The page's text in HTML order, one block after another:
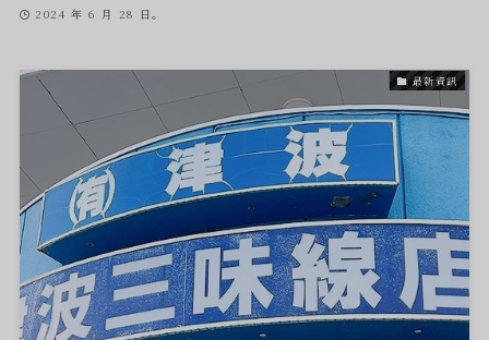
2024 年 6 月 28 日。
最新資訊